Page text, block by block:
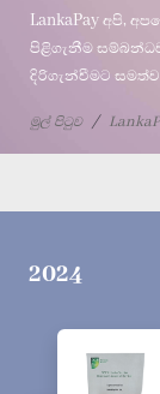
LankaPay අපි,
පිළිගැනීම
දිරිගැන්වීමට
මුල් පිටුව
2024